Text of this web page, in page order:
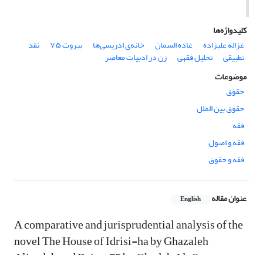
کلیدواژه‌ها
غزاله علیزاده
غاده السمان خانه‌ی ادریسی‌ها بیروت ۷۵ نقد
تطبیقی تحلیل فقهی
زن در ادبیات معاصر
موضوعات
حقوق
حقوق بین الملل
فقه
فقه و اصول
فقه و حقوق
عنوان مقاله English
A comparative and jurisprudential analysis of the
novel The House of Idrisi-ha by Ghazaleh